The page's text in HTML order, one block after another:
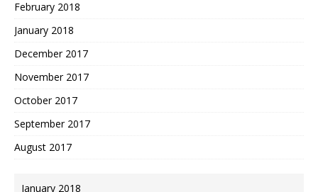
February 2018
January 2018
December 2017
November 2017
October 2017
September 2017
August 2017
January 2018